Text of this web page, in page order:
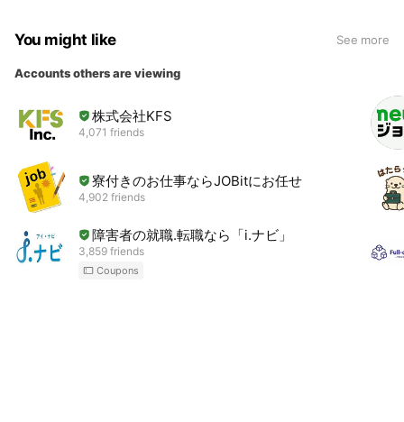
You might like See more
Accounts others are viewing
株式会社KFS
4,071 friends
寮付きのお仕事ならJOBitにお任せ
4,902 friends
障害者の就職.転職なら「i.ナビ」
3,859 friends
Coupons